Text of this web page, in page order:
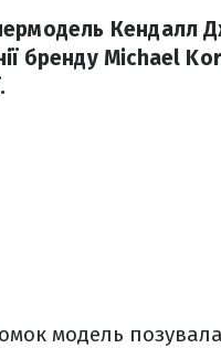
Кендалл
бренду Michael
модель позувала